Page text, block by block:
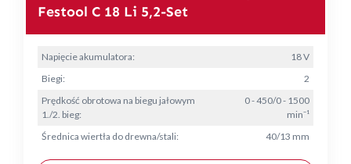
Festool C 18 Li 5,2-Set
Napięcie akumulatora:
18 V
Biegi:
2
Prędkość obrotowa na biegu jałowym
1./2. bieg:
0 - 450/0 - 1500
min⁻¹
Średnica wiertła do drewna/stali:
40/13 mm